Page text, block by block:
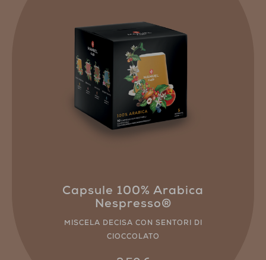
Capsule 100% Arabica
Nespresso®
MISCELA DECISA CON SENTORI DI
CIOCCOLATO